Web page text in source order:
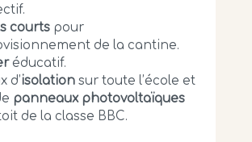
courtspour
de la cantine.
éducatif.
d’isolationsur toute l’école et
panneaux photovoltaïques
de la classe BBC.